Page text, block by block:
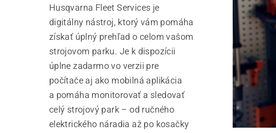
Husqvarna Fleet Services je
digitálny nástroj, ktorý vám pomáha
získať úplný prehľad o celom vašom
strojovom parku. Je k dispozícii
úplne zadarmo vo verzii pre
počítače aj ako mobilná aplikácia
a pomáha monitorovať a sledovať
celý strojový park – od ručného
elektrického náradia až po kosačky